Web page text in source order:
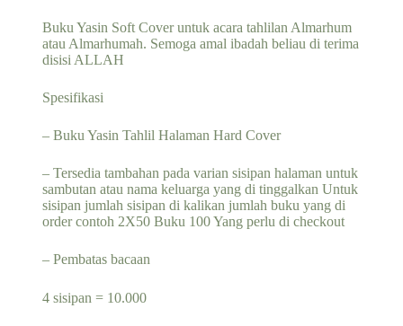
Buku Yasin Soft Cover untuk acara tahlilan Almarhum
atau Almarhumah. Semoga amal ibadah beliau di terima
disisi ALLAH
Spesifikasi
– Buku Yasin Tahlil Halaman Hard Cover
– Tersedia tambahan pada varian sisipan halaman untuk
sambutan atau nama keluarga yang di tinggalkan Untuk
sisipan jumlah sisipan di kalikan jumlah buku yang di
order contoh 2X50 Buku 100 Yang perlu di checkout
– Pembatas bacaan
4 sisipan = 10.000